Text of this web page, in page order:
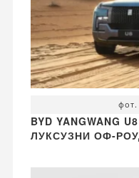
BYD
ЛУКСУЗНИ ОФ-